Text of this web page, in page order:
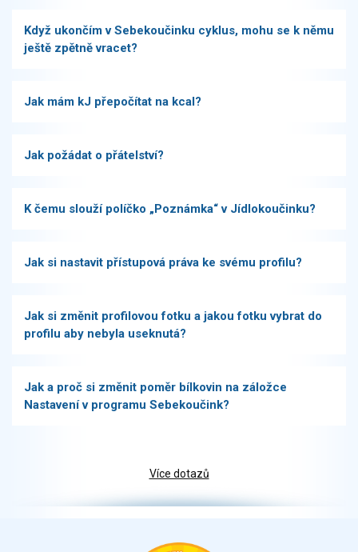
Když ukončím v Sebekoučinku cyklus, mohu se k němu
ještě zpětně vracet?
Jak mám kJ přepočítat na kcal?
Jak požádat o přátelství?
K čemu slouží políčko „Poznámka“ v Jídlokoučinku?
Jak si nastavit přístupová práva ke svému profilu?
Jak si změnit profilovou fotku a jakou fotku vybrat do
profilu aby nebyla useknutá?
Jak a proč si změnit poměr bílkovin na záložce
Nastavení v programu Sebekoučink?
Více dotazů